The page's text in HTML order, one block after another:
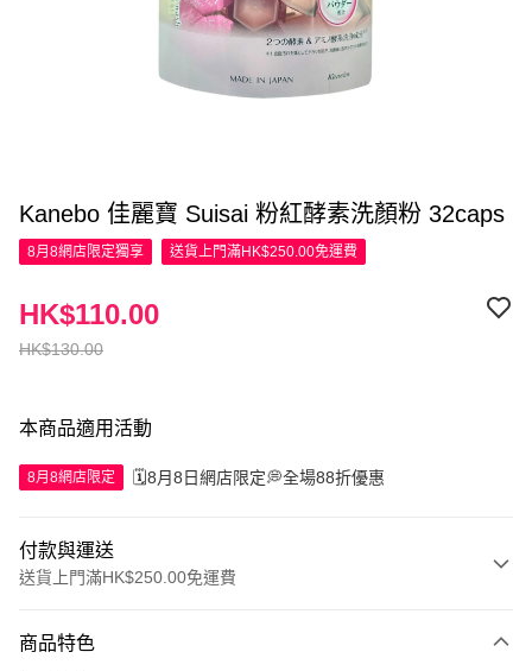
Kanebo 佳麗寶 Suisai 粉紅酵素洗顏粉 32caps
8月8網店限定獨享 送貨上門滿HK$250.00免運費
HK$130.00
HK$110.00
本商品適用活動
8月8網店限定 🗓️8月8日網店限定💭全場88折優惠
付款與運送
送貨上門滿HK$250.00免運費
信用卡
商品特色